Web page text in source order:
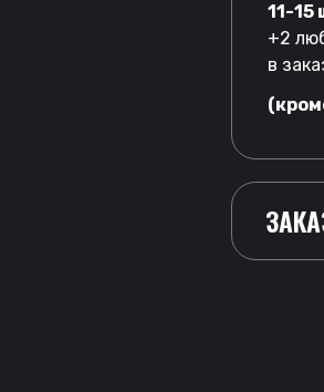
11-15
+2
в